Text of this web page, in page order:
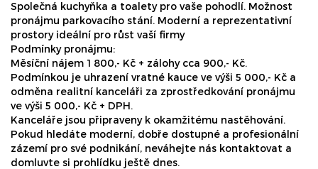
Společná kuchyňka a toalety pro vaše pohodlí. Možnost
pronájmu parkovacího stání. Moderní a reprezentativní
prostory ideální pro růst vaší firmy
Podmínky pronájmu:
Měsíční nájem 1 800,- Kč + zálohy cca 900,- Kč.
Podmínkou je uhrazení vratné kauce ve výši 5 000,- Kč a
odměna realitní kanceláři za zprostředkování pronájmu
ve výši 5 000,- Kč + DPH.
Kanceláře jsou připraveny k okamžitému nastěhování.
Pokud hledáte moderní, dobře dostupné a profesionální
zázemí pro své podnikání, neváhejte nás kontaktovat a
domluvte si prohlídku ještě dnes.